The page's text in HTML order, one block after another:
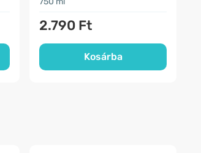
2.790 Ft
Kosárba